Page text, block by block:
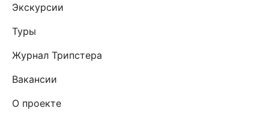
Экскурсии
Туры
Журнал Трипстера
Вакансии
О проекте